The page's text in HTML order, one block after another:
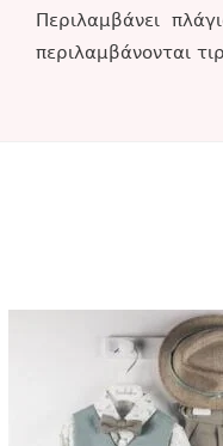
Περιλαμβάνει
περιλαμβάνονται